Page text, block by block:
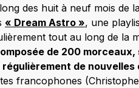
des huit à neuf mois de
« Dream Astro », une
tout au long de la
de 200
de nouvelles
francophones